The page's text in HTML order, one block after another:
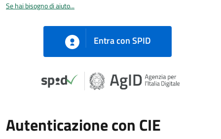
Se hai bisogno di aiuto...
Entra con SPID
Autenticazione con CIE